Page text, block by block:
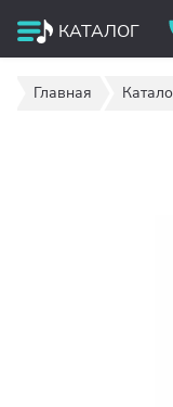
КАТАЛОГ
Главная